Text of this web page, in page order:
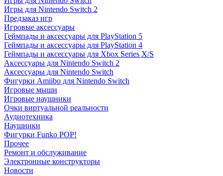
Игры для Nintendo Switch 2
Предзаказ игр
Игровые аксессуары
Геймпады и аксессуары для PlayStation 5
Геймпады и аксессуары для PlayStation 4
Геймпады и аксессуары для Xbox Series X/S
Аксессуары для Nintendo Switch 2
Аксессуары для Nintendo Switch
Фигурки Amiibo для Nintendo Switch
Игровые мыши
Игровые наушники
Очки виртуальной реальности
Аудиотехника
Наушники
Фигурки Funko POP!
Прочее
Ремонт и обслуживание
Электронные конструкторы
Новости